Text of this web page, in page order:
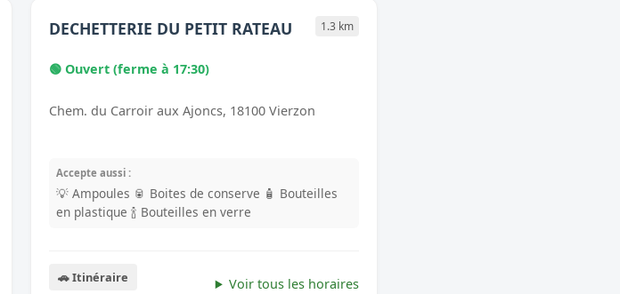
DECHETTERIE DU PETIT RATEAU 1.3 km
🟢 Ouvert (ferme à 17:30)
Chem. du Carroir aux Ajoncs, 18100 Vierzon
Accepte aussi :
💡 Ampoules 🥫 Boites de conserve 🧴 Bouteilles
en plastique 🍾 Bouteilles en verre
🚗 Itinéraire Voir tous les horaires